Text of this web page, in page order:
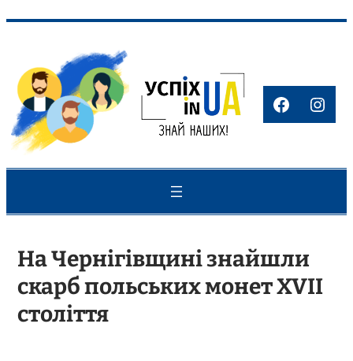
вмісту
На Чернігівщині знайшли
скарб польських монет XVII
століття